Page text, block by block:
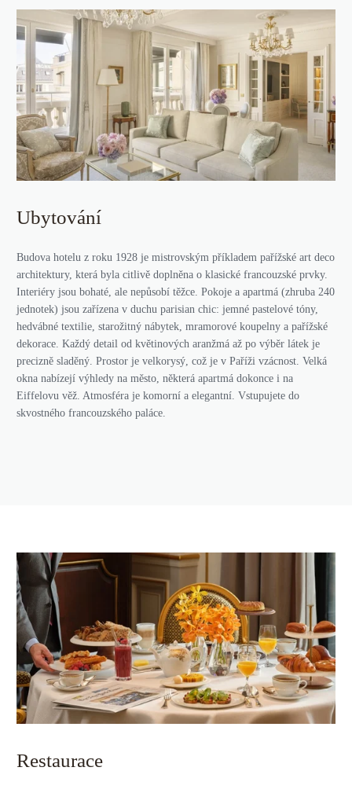
Ubytování
Budova hotelu z roku 1928 je mistrovským příkladem pařížské art deco
architektury, která byla citlivě doplněna o klasické francouzské prvky.
Interiéry jsou bohaté, ale nepůsobí těžce. Pokoje a apartmá (zhruba 240
jednotek) jsou zařízena v duchu parisian chic: jemné pastelové tóny,
hedvábné textilie, starožitný nábytek, mramorové koupelny a pařížské
dekorace. Každý detail od květinových aranžmá až po výběr látek je
precizně sladěný. Prostor je velkorysý, což je v Paříži vzácnost. Velká
okna nabízejí výhledy na město, některá apartmá dokonce i na
Eiffelovu věž. Atmosféra je komorní a elegantní. Vstupujete do
skvostného francouzského paláce.
Restaurace